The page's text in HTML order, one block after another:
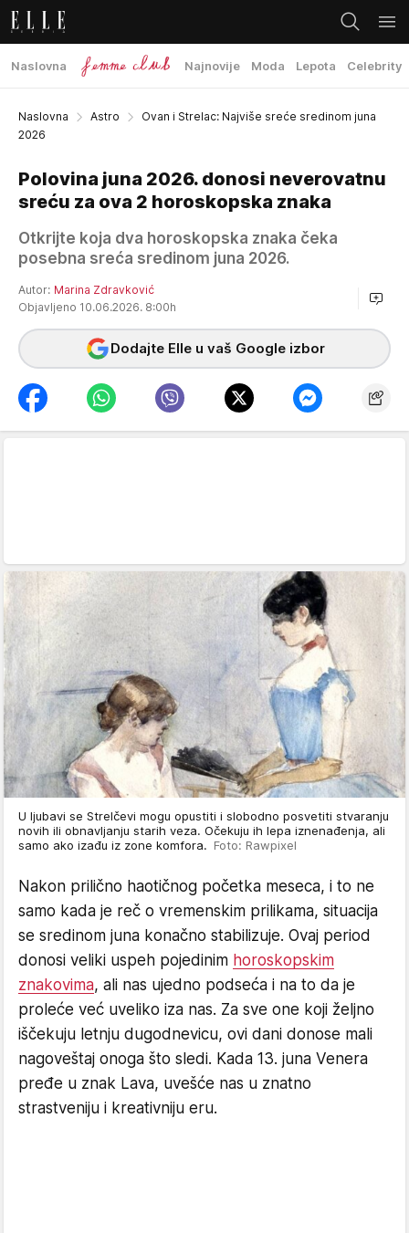
Naslovna Najnovije Moda Lepota Celebrity
Naslovna Astro
Ovan i Strelac: Najviše sreće sredinom juna
2026
Polovina juna 2026. donosi neverovatnu
sreću za ova 2 horoskopska znaka
Otkrijte koja dva horoskopska znaka čeka
posebna sreća sredinom juna 2026.
Autor: Marina Zdravković
Objavljeno 10.06.2026. 8:00h
Dodajte Elle u vaš Google izbor
U ljubavi se Strelčevi mogu opustiti i slobodno posvetiti stvaranju
novih ili obnavljanju starih veza. Očekuju ih lepa iznenađenja, ali
samo ako izađu iz zone komfora. Foto: Rawpixel
Nakon prilično haotičnog početka meseca, i to ne
samo kada je reč o vremenskim prilikama, situacija
se sredinom juna konačno stabilizuje. Ovaj period
donosi veliki uspeh pojedinim horoskopskim
znakovima, ali nas ujedno podseća i na to da je
proleće već uveliko iza nas. Za sve one koji željno
iščekuju letnju dugodnevicu, ovi dani donose mali
nagoveštaj onoga što sledi. Kada 13. juna Venera
pređe u znak Lava, uvešće nas u znatno
strastveniju i kreativniju eru.